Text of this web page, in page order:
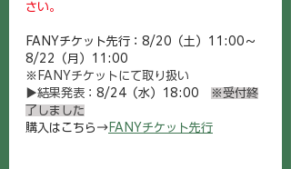
さい。
FANYチケット先行：8/20（土）11:00～
8/22（月）11:00
※FANYチケットにて取り扱い
▶︎結果発表： 8/24（水）18:00
※受付終
了しました
購入はこちら→ FANYチケット先行